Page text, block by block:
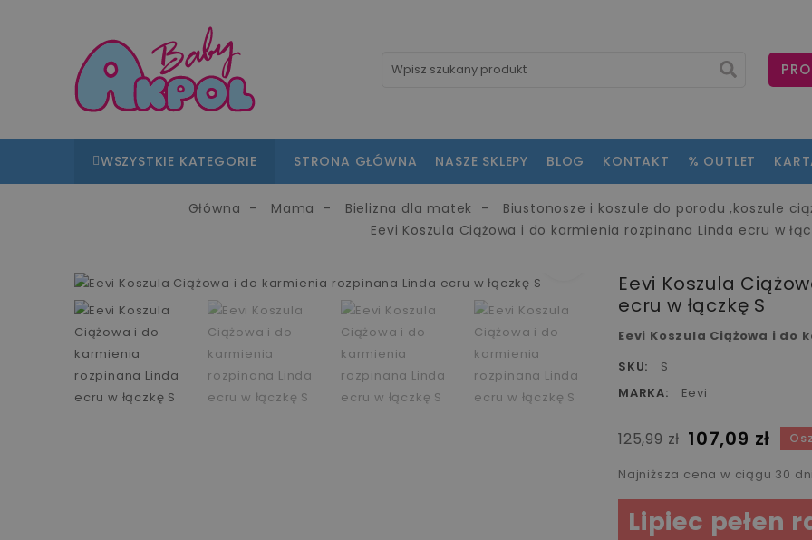
WSZYSTKIE KATEGORIE STRONA GŁÓWNA NASZE SKLEPY BLOG KONTAKT % OUTLET
Główna Mama Bielizna dla matek
Biustonosze i koszule do porodu ,koszule
Eevi Koszula Ciążowa i do karmienia rozpinana Linda ecru w
Eevi Koszula
ecru w łączkę S
Eevi Koszula Ciążowa i do
SKU:
S
MARKA:
Eevi
125,99 zł 107,09 zł
Najniższa cena w ciągu 30
Lipiec pełen